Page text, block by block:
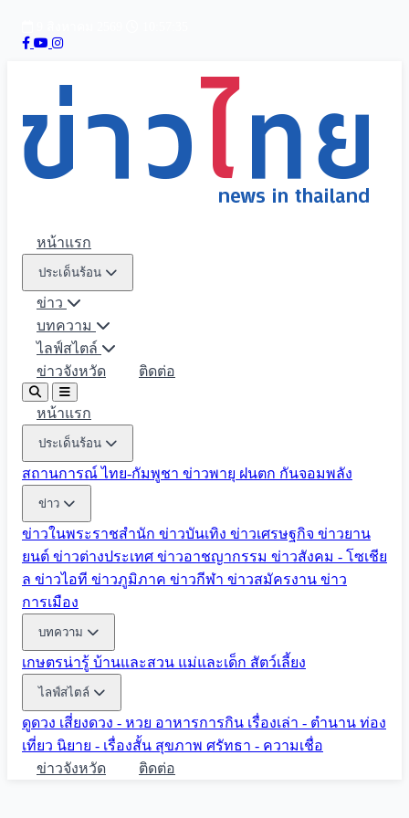
หน้าแรก
ประเด็นร้อน
ข่าว
บทความ
ไลฟ์สไตล์
ข่าวจังหวัด
ติดต่อ
หน้าแรก
ประเด็นร้อน
สถานการณ์ ไทย-กัมพูชา ข่าวพายุ ฝนตก กันจอมพลัง
ข่าว
ข่าวในพระราชสำนัก ข่าวบันเทิง ข่าวเศรษฐกิจ ข่าวยาน
ยนต์ ข่าวต่างประเทศ ข่าวอาชญากรรม ข่าวสังคม - โซเชีย
ล ข่าวไอที ข่าวภูมิภาค ข่าวกีฬา ข่าวสมัครงาน ข่าว
การเมือง
บทความ
เกษตรน่ารู้ บ้านและสวน แม่และเด็ก สัตว์เลี้ยง
ไลฟ์สไตล์
ดูดวง เสี่ยงดวง - หวย อาหารการกิน เรื่องเล่า - ตำนาน ท่อง
เที่ยว นิยาย - เรื่องสั้น สุขภาพ ศรัทธา - ความเชื่อ
ข่าวจังหวัด
ติดต่อ